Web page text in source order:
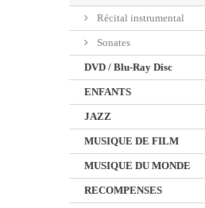
Récital instrumental
Sonates
DVD / Blu-Ray Disc
ENFANTS
JAZZ
MUSIQUE DE FILM
MUSIQUE DU MONDE
RECOMPENSES